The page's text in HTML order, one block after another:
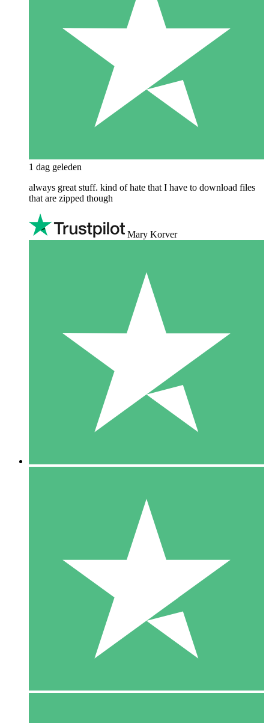
1 dag geleden
always great stuff. kind of hate that I have to download files
that are zipped though
Mary Korver